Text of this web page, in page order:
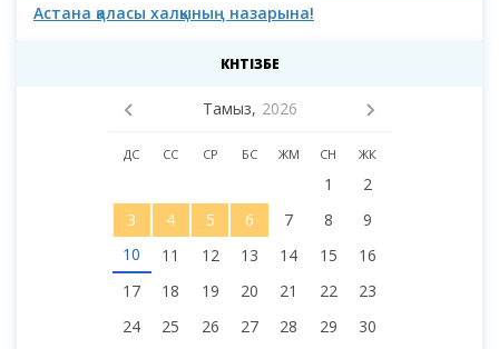
Астана қаласы халқының назарына!
КҮНТІЗБЕ
Тамыз, 2026
ДС СС СР БС ЖМ СН ЖК
1
2
3
4 5 6 7 8
9
10
11 12 13 14 15
16
17
18 19 20 21 22
23
24
25 26 27 28 29
30